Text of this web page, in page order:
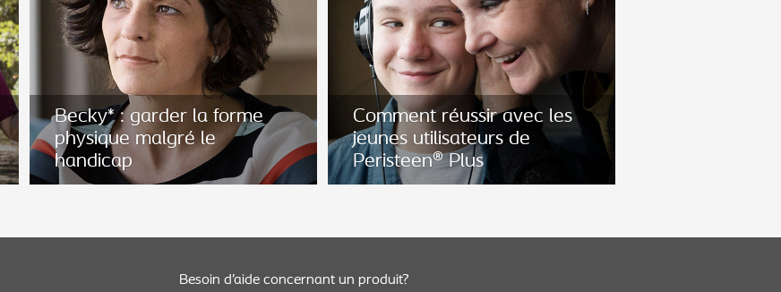
Becky* : garder la forme
physique malgré le
handicap
Comment réussir avec les
jeunes utilisateurs de
Peristeen® Plus
Besoin d’aide concernant un produit?